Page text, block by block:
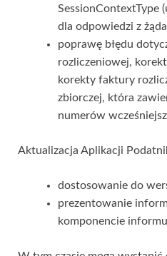
SessionContextType
dla odpowiedzi z
poprawę błędu
rozliczeniowej,
korekty faktury
zbiorczej, która
numerów
Aktualizacja Aplikacji
dostosowanie do
prezentowanie
komponencie